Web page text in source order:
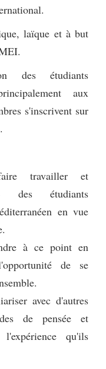
laïque et à but
des étudiants
aux
s'inscrivent sur
travailler et
des étudiants
en vue
à ce point en
de se
avec d'autres
de pensée et
qu'ils